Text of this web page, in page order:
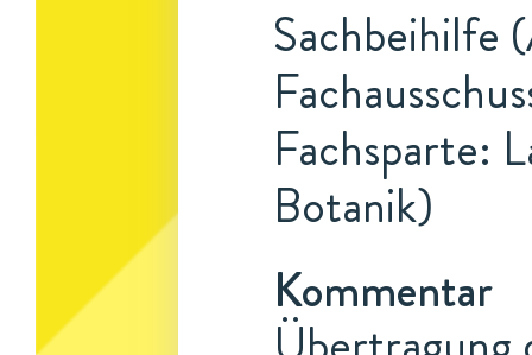
Sachbeihilfe
Fachsparte:
Botanik)
Kommentar